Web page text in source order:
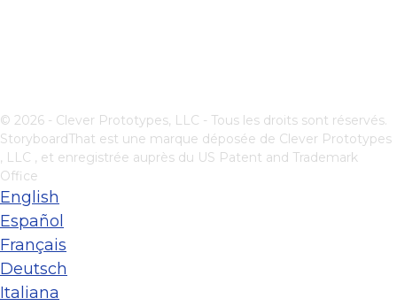
© 2026 - Clever Prototypes, LLC - Tous les droits sont réservés.
StoryboardThat est une marque déposée de Clever Prototypes
, LLC , et enregistrée auprès du US Patent and Trademark
Office
English
Español
Français
Deutsch
Italiana